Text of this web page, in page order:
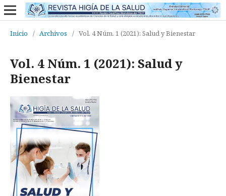
Inicio / Archivos / Vol. 4 Núm. 1 (2021): Salud y Bienestar
Vol. 4 Núm. 1 (2021): Salud y
Bienestar